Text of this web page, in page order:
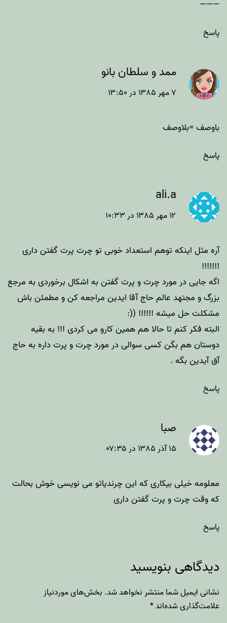
———
پاسخ
ممد و سلطان بانو
۷ مهر ۱۳۸۵ در ۱۳:۵۰
باوصف =بلاوصف
پاسخ
ali.a
۱۲ مهر ۱۳۸۵ در ۱۰:۳۳
آره مثل اینکه توهم استعداد خوبی تو چرت پرت گفتن داری
!!!!!!!
اگه جایی در مورد چرت و پرت گفتن به اشکال برخوردی به مرجع
بزرگ و مجتهد عالم حاج آقا ایدین مراجعه کن و مطمئن باش
مشکلت حل میشه !!!!!! ((:
البته فکر کنم تا حالا هم همین کارو می کردی !!! به بقیه
دوستان هم بگن کسی سوالی در مورد چرت و پرت داره به حاج
آق آیدین بگه .
پاسخ
صبا
۱۵ آذر ۱۳۸۵ در ۰۷:۳۵
معلومه خیلی بیکاری که این چرندیاتو می نویسی خوش بحالت
که وقت چرت و پرت گفتن داری
پاسخ
دیدگاهی بنویسید
نشانی ایمیل شما منتشر نخواهد شد. بخش‌های موردنیاز
علامت‌گذاری شده‌اند*